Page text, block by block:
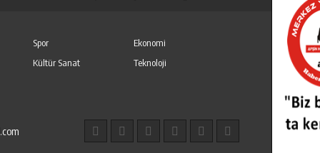
Spor
Ekonomi
Kültür Sanat
Teknoloji